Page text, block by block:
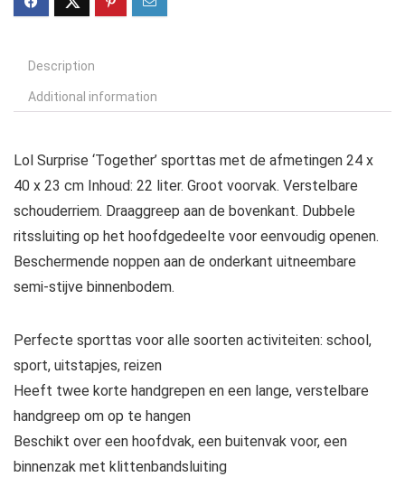
Description
Additional information
Lol Surprise ‘Together’ sporttas met de afmetingen 24 x
40 x 23 cm Inhoud: 22 liter. Groot voorvak. Verstelbare
schouderriem. Draaggreep aan de bovenkant. Dubbele
ritssluiting op het hoofdgedeelte voor eenvoudig openen.
Beschermende noppen aan de onderkant uitneembare
semi-stijve binnenbodem.
Perfecte sporttas voor alle soorten activiteiten: school,
sport, uitstapjes, reizen
Heeft twee korte handgrepen en een lange, verstelbare
handgreep om op te hangen
Beschikt over een hoofdvak, een buitenvak voor, een
binnenzak met klittenbandsluiting